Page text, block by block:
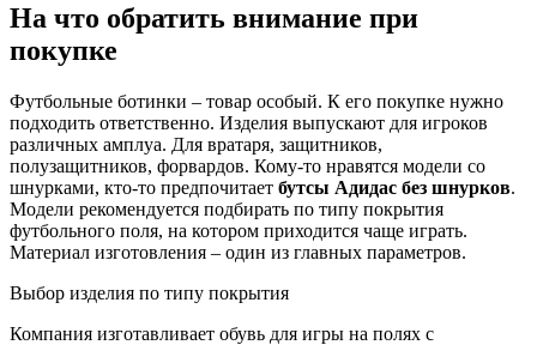
На что обратить внимание при
покупке
Футбольные ботинки – товар особый. К его покупке нужно
подходить ответственно. Изделия выпускают для игроков
различных амплуа. Для вратаря, защитников,
полузащитников, форвардов. Кому-то нравятся модели со
шнурками, кто-то предпочитает бутсы Адидас без шнурков.
Модели рекомендуется подбирать по типу покрытия
футбольного поля, на котором приходится чаще играть.
Материал изготовления – один из главных параметров.
Выбор изделия по типу покрытия
Компания изготавливает обувь для игры на полях с